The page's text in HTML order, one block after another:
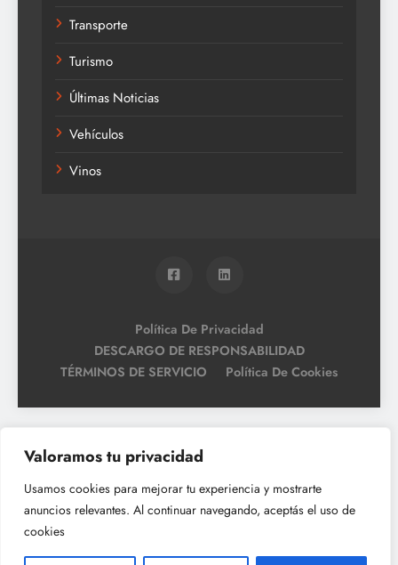
Valoramos tu privacidad
Usamos cookies para mejorar tu experiencia y mostrarte
anuncios relevantes. Al continuar navegando, aceptás el uso de
cookies
Transporte
Turismo
Últimas Noticias
Vehículos
Vinos
Política De Privacidad
DESCARGO DE RESPONSABILIDAD
TÉRMINOS DE SERVICIO
Política De Cookies